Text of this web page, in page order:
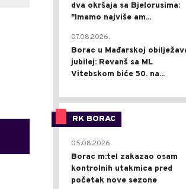
dva okršaja sa Bjelorusima:
"Imamo najviše am...
07.08.2026.
Borac u Mađarskoj
jubilej: Revanš sa ML
Vitebskom biće 50. na...
RK BORAC
05.08.2026.
Borac m:tel zakazao osam
kontrolnih utakmica pred
početak nove sezone